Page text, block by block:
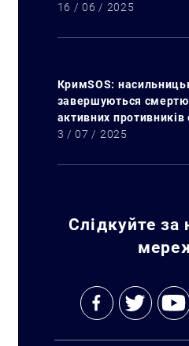
16 / 06 / 2025
КримSOS:
завершуються
активних противників
3 / 07 / 2025
Слідкуйте за